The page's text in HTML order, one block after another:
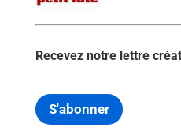
Recevez notre lettre
S'abonner